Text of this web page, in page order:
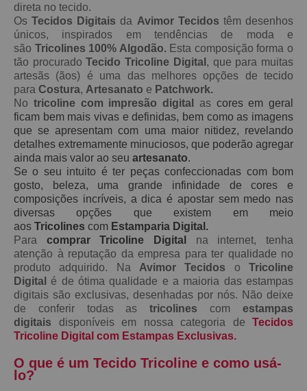
direta no tecido.
OsTecidos Digitaisda Avimor Tecidos têm desenhos
únicos, inspirados em tendências de moda e
são Tricolines 100% Algodão.Esta composição forma o
tão procuradoTecido Tricoline Digital , que para muitas
artesãs (ãos) é uma das melhores opções de tecido
para Costura, Artesanato e Patchwork.
No tricoline com impresão digital ascores em geral
ficam bem mais vivas e definidas, bem como as imagens
que se apresentam com uma maior nitidez, revelando
detalhes extremamente minuciosos, que poderão agregar
ainda mais valor ao seu artesanato.
Se o seu intuito é ter peças confeccionadas com bom
gosto, beleza, uma grande infinidade de cores e
composições incríveis, a dica é apostar sem medo nas
diversas opções que existem em meio
aos Tricolines com Estamparia Digital.
Para comprar Tricoline Digital na internet, tenha
atenção à reputação da empresa para ter qualidade no
produto adquirido. Na Avimor Tecidos o Tricoline
Digital é de ótima qualidade e a maioria das estampas
digitais são exclusivas, desenhadas por nós. Não deixe
de conferir todas astricolinescomestampas
digitais disponíveis em nossa categoria de Tecidos
Tricoline Digital com Estampas Exclusivas.
O que é um Tecido Tricoline e como usá-
lo?